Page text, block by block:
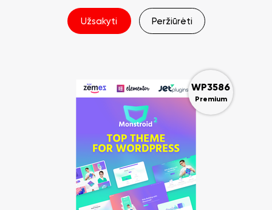
Užsakyti Peržiūrėti
WP3586
Premium